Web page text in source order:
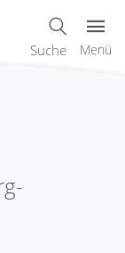
Suche Menü